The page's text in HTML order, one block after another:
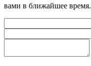
вами в ближайшее время.